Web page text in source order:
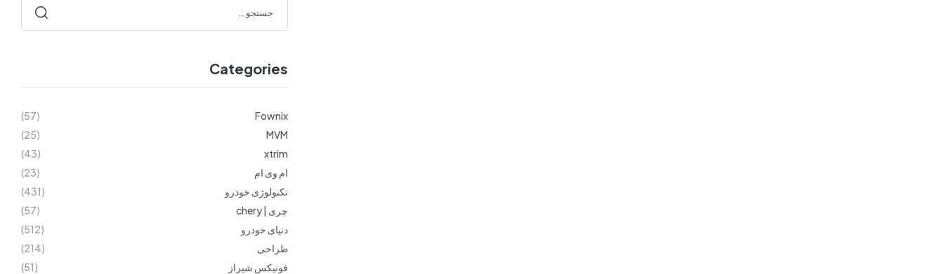
Categories
Fownix
(57)
MVM
(25)
xtrim
(43)
ام وی ام
(23)
تکنولوژی خودرو
(431)
چری | chery
(57)
دنیای خودرو
(512)
طراحی
(214)
فونیکس شیراز
(51)